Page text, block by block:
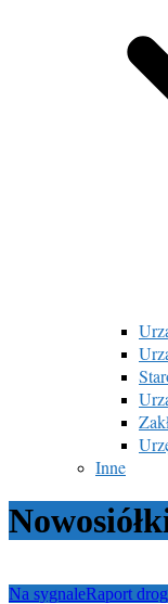
Inne
Na sygnaleRaport